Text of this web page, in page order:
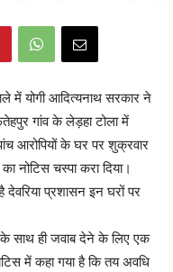
में योगी आदित्यनाथ सरकार ने
गांव के लेड़हा टोला में
आरोपियों के घर पर शुक्रवार
नोटिस चस्पा करा दिया।
देवरिया प्रशासन इन घरों पर
के साथ ही जवाब देने के लिए एक
में कहा गया है कि तय अवधि